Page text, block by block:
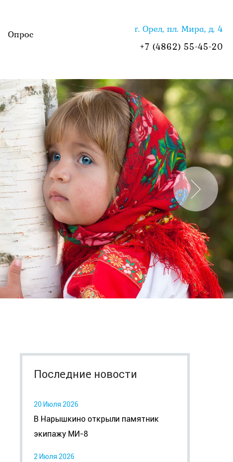
Опрос
г. Орел, пл. Мира, д. 4
+7 (4862) 55-45-20
Последние новости
20 Июля 2026
В Нарышкино открыли памятник
экипажу МИ-8
2 Июля 2026